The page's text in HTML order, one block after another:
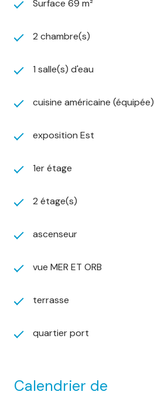
Surface 69 m²
2 chambre(s)
1 salle(s) d'eau
cuisine américaine (équipée)
exposition Est
1er étage
2 étage(s)
ascenseur
vue MER ET ORB
terrasse
quartier port
Calendrier de